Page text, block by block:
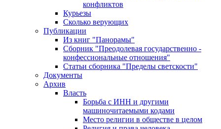
конфликтов
Курьезы
Сколько верующих
Публикации
Из книг "Панорамы"
Сборник "Преодолевая государственно -
конфессиональные отношения"
Статьи сборника "Пределы светскости"
Документы
Архив
Власть
Борьба с ИНН и другими
машиночитаемыми кодами
Место религии в обществе в целом